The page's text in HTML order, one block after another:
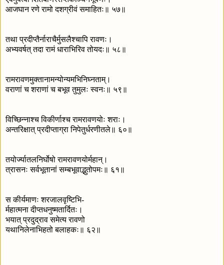
आजघान रणे रामो दशग्रीवं समाहितः॥ ५७॥
तथा प्रदीप्तैर्नाराचैर्मुसलैश्चापि रावणः।
अभ्यवर्षत् तदा रामं धाराभिरिव तोयदः॥ ५८॥
रामरावणमुक्तानामन्योन्यमभिनिघ्नताम्।
वराणां च शराणां च बभूव तुमुलः स्वनः॥ ५९॥
विच्छिन्नाश्च विकीर्णाश्च रामरावणयोः शराः।
अन्तरिक्षात् प्रदीप्ताग्रा निपेतुर्धरणीतले॥ ६०॥
तयोर्ज्यातलनिर्घोषो रामरावणयोर्महान्।
त्रासनः सर्वभूतानां सम्बभूवाद्भुतोपमः॥ ६१॥
स कीर्यमाणः शरजालवृष्टिभि-
र्महात्मना दीप्तधनुष्मतार्दितः।
भयात् प्रदुद्राव समेत्य रावणो
यथानिलेनाभिहतो बलाहकः॥ ६२॥